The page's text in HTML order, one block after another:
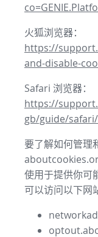
火狐浏览器：
https://
and-disable-
Safari 浏览器：
https://
gb/guide/
要了解如何管理
使用于提供你可
可以访问以下网